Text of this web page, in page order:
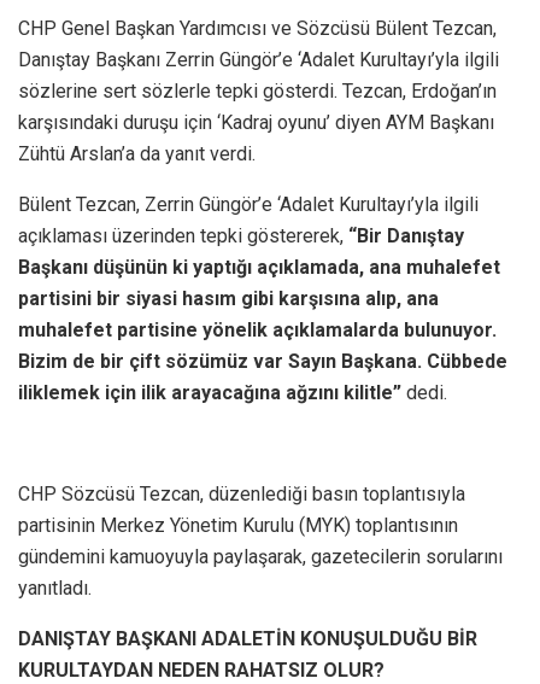
CHP Genel Başkan Yardımcısı ve Sözcüsü Bülent Tezcan,
Danıştay Başkanı Zerrin Güngör’e ‘Adalet Kurultayı’yla ilgili
sözlerine sert sözlerle tepki gösterdi. Tezcan, Erdoğan’ın
karşısındaki duruşu için ‘Kadraj oyunu’ diyen AYM Başkanı
Zühtü Arslan’a da yanıt verdi.
Bülent Tezcan, Zerrin Güngör’e ‘Adalet Kurultayı’yla ilgili
açıklaması üzerinden tepki göstererek, “Bir Danıştay
Başkanı düşünün ki yaptığı açıklamada, ana muhalefet
partisini bir siyasi hasım gibi karşısına alıp, ana
muhalefet partisine yönelik açıklamalarda bulunuyor.
Bizim de bir çift sözümüz var Sayın Başkana. Cübbede
iliklemek için ilik arayacağına ağzını kilitle” dedi.
CHP Sözcüsü Tezcan, düzenlediği basın toplantısıyla
partisinin Merkez Yönetim Kurulu (MYK) toplantısının
gündemini kamuoyuyla paylaşarak, gazetecilerin sorularını
yanıtladı.
DANIŞTAY BAŞKANI ADALETİN KONUŞULDUĞU BİR
KURULTAYDAN NEDEN RAHATSIZ OLUR?